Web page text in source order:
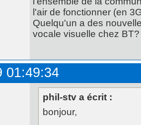
l'air de fonctionner (en
Quelqu'un a des
vocale visuelle chez BT?
01:49:34
phil-stv a écrit :
bonjour,